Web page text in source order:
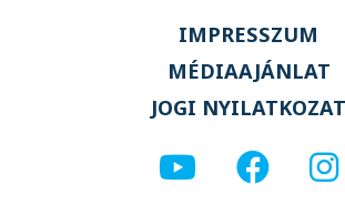
IMPRESSZUM
MÉDIAAJÁNLAT
JOGI NYILATKOZAT